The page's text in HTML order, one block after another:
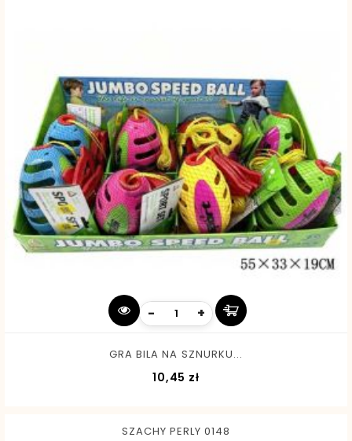
- +
GRA BILA NA SZNURKU...
10,45 zł
SZACHY PERLY 0148